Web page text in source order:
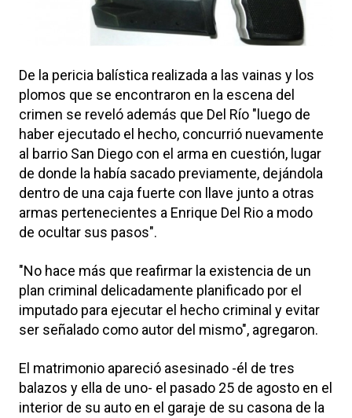
De la pericia balística realizada a las vainas y los
plomos que se encontraron en la escena del
crimen se reveló además que Del Río "luego de
haber ejecutado el hecho, concurrió nuevamente
al barrio San Diego con el arma en cuestión, lugar
de donde la había sacado previamente, dejándola
dentro de una caja fuerte con llave junto a otras
armas pertenecientes a Enrique Del Rio a modo
de ocultar sus pasos".
"No hace más que reafirmar la existencia de un
plan criminal delicadamente planificado por el
imputado para ejecutar el hecho criminal y evitar
ser señalado como autor del mismo", agregaron.
El matrimonio apareció asesinado -él de tres
balazos y ella de uno- el pasado 25 de agosto en el
interior de su auto en el garaje de su casona de la